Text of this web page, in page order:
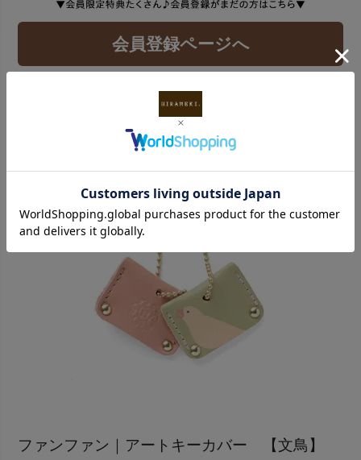
会員登録ページへ
ファンファン｜アートキーカバー 【文鳥】